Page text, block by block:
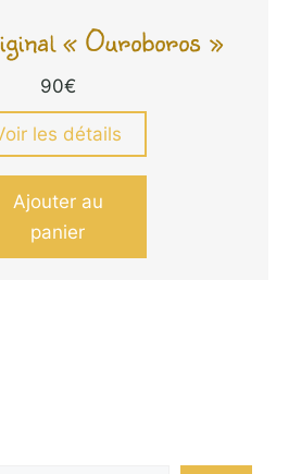
« Ouroboros »
90€
les détails
Ajouter au
panier